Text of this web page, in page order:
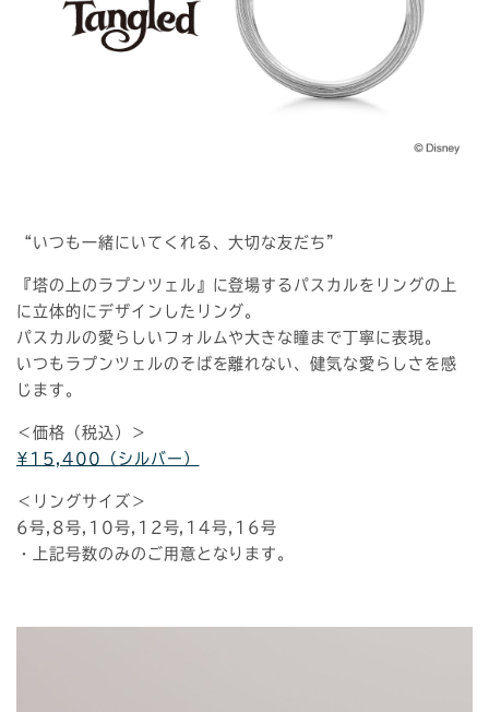
“いつも一緒にいてくれる、大切な友だち”
『塔の上のラプンツェル』に登場するパスカルをリングの上
に立体的にデザインしたリング。
パスカルの愛らしいフォルムや大きな瞳まで丁寧に表現。
いつもラプンツェルのそばを離れない、健気な愛らしさを感
じます。
＜価格（税込）＞
¥15,400（シルバー）
＜リングサイズ＞
6号,8号,10号,12号,14号,16号
・上記号数のみのご用意となります。